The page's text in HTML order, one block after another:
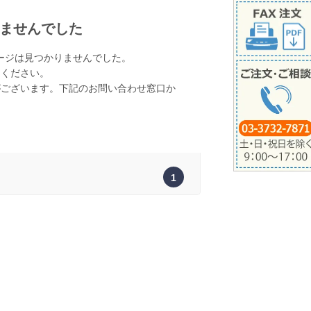
せんでした
は見つかりませんでした。
ださい。
ざいます。下記のお問い合わせ窓口か
1